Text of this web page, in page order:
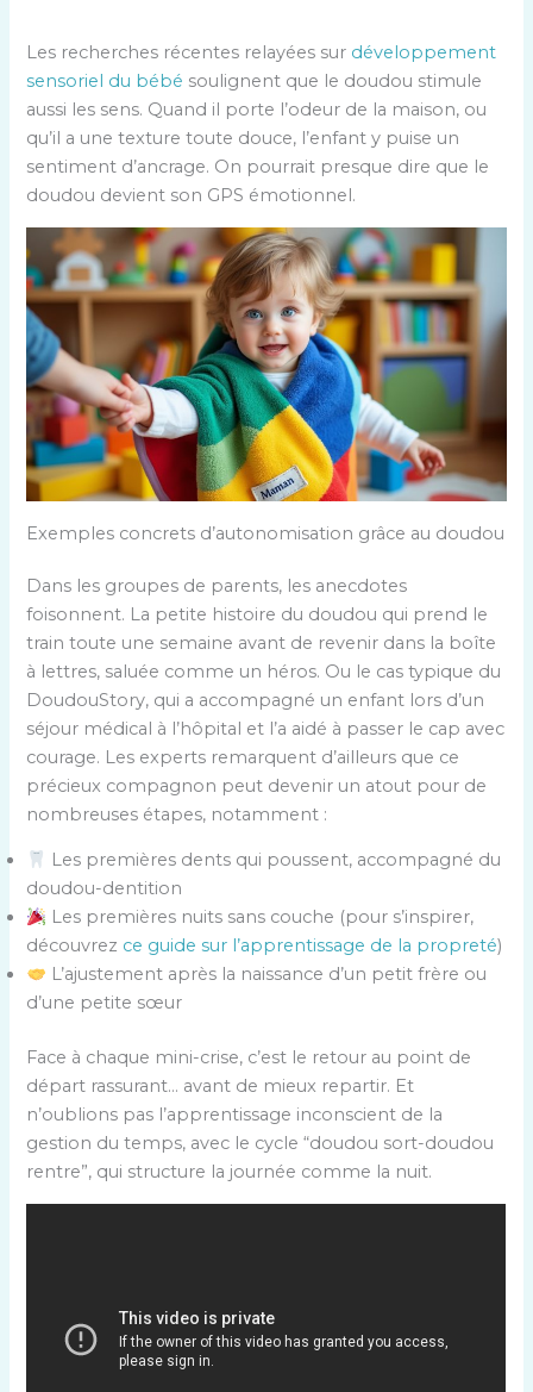
Les recherches récentes relayées sur développement
sensoriel du bébé soulignent que le doudou stimule
aussi les sens. Quand il porte l’odeur de la maison, ou
qu’il a une texture toute douce, l’enfant y puise un
sentiment d’ancrage. On pourrait presque dire que le
doudou devient son GPS émotionnel.
Exemples concrets d’autonomisation grâce au doudou
Dans les groupes de parents, les anecdotes
foisonnent. La petite histoire du doudou qui prend le
train toute une semaine avant de revenir dans la boîte
à lettres, saluée comme un héros. Ou le cas typique du
DoudouStory, qui a accompagné un enfant lors d’un
séjour médical à l’hôpital et l’a aidé à passer le cap avec
courage. Les experts remarquent d’ailleurs que ce
précieux compagnon peut devenir un atout pour de
nombreuses étapes, notamment :
Les premières dents qui poussent, accompagné du
doudou-dentition
Les premières nuits sans couche (pour s’inspirer,
découvrez ce guide sur l’apprentissage de la propreté)
L’ajustement après la naissance d’un petit frère ou
d’une petite sœur
Face à chaque mini-crise, c’est le retour au point de
départ rassurant… avant de mieux repartir. Et
n’oublions pas l’apprentissage inconscient de la
gestion du temps, avec le cycle “doudou sort-doudou
rentre”, qui structure la journée comme la nuit.